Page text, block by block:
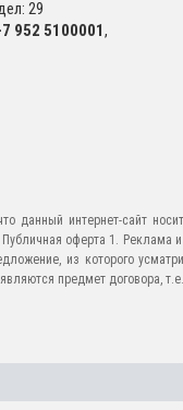
29
952 5100001,
интернет-сайт
оферта 1.
из которого
предмет договора,